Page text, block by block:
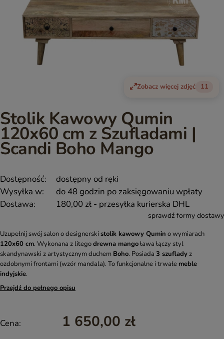
Zobacz więcej zdjęć 11
Stolik Kawowy Qumin
120x60 cm z Szufladami |
Scandi Boho Mango
Dostępność:
dostępny od ręki
Wysyłka w:
do 48 godzin po zaksięgowaniu wpłaty
Dostawa:
180,00 zł - przesyłka kurierska DHL
sprawdź formy dostawy
Uzupełnij swój salon o designerski stolik kawowy Qumin o wymiarach
120x60 cm. Wykonana z litegodrewna mangoława łączy styl
skandynawski z artystycznym duchem Boho. Posiada 3 szufladyz
ozdobnymi frontami (wzór mandala). To funkcjonalne i trwałe meble
indyjskie.
Przejdź do pełnego opisu
Cena: 1 650,00 zł